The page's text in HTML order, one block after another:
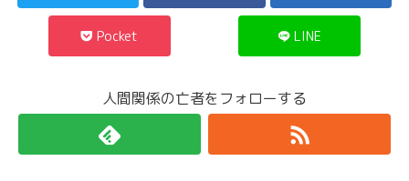
Pocket LINE
人間関係の亡者をフォローする